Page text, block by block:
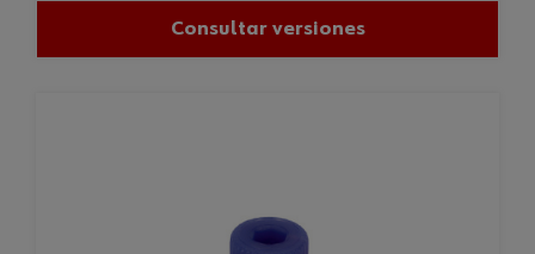
Consultar versiones